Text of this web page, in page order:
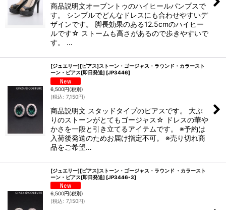
商品説明文オープントゥのハイヒールパンプスで
す。 シンプルでどんなドレスにも合わせやすいデ
ザインです。 脚長効果のある12.5cmのハイヒー
ルです☆ ストームも高さがあるので歩きやすいで
す。 …
[ジュエリー][ピアス]ストーン・ゴージャス・ラウンド・カラースト
ーン・ピアス[即日発送] [JP3446]
6,500円(税別)
(税込 : 7,150円)
商品説明文 スタッドタイプのピアスです。 大ぶ
りのストーンがとてもゴージャス☆ ドレスの華や
かさを一段と引き立てるアイテムです。 ※予約は
入荷後発送のためお届け指定不可。 ※売り切れ商
品をご希望…
[ジュエリー][ピアス]ストーン・ゴージャス・ラウンド ・カラースト
ーン・ピアス[即日発送] [JP3446-3]
6,500円(税別)
(税込: 7,150円)